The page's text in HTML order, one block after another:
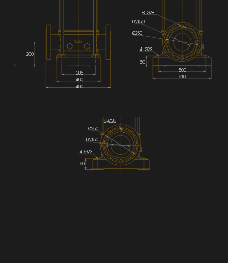
DN150
200
385
460
490
500
610
60
4-Ø23
Ø250
8-Ø28
DN150
8-Ø28
Ø250
4-Ø23
60